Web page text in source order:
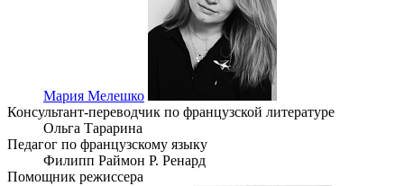
Мария Мелешко
Консультант-переводчик по французской литературе
Ольга Тарарина
Педагог по французскому языку
Филипп Раймон Р. Ренард
Помощник режиссера